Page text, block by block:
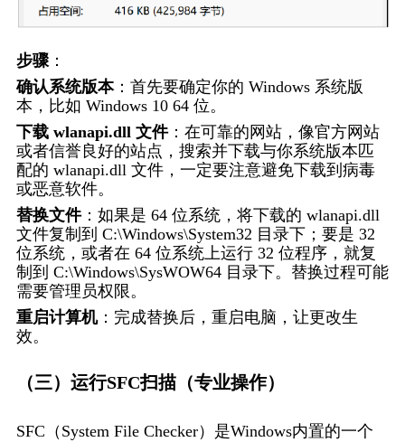
步骤：
确认系统版本：首先要确定你的 Windows 系统版
本，比如 Windows 10 64 位。
下载 wlanapi.dll 文件：在可靠的网站，像官方网站
或者信誉良好的站点，搜索并下载与你系统版本匹
配的 wlanapi.dll 文件，一定要注意避免下载到病毒
或恶意软件。
替换文件：如果是 64 位系统，将下载的 wlanapi.dll
文件复制到 C:\Windows\System32 目录下；要是 32
位系统，或者在 64 位系统上运行 32 位程序，就复
制到 C:\Windows\SysWOW64 目录下。替换过程可能
需要管理员权限。
重启计算机：完成替换后，重启电脑，让更改生
效。
（三）运行SFC扫描（专业操作）
SFC（System File Checker）是Windows内置的一个